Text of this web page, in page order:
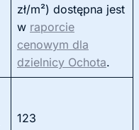
zł/m²) dostępna jest
w raporcie
cenowym dla
dzielnicy Ochota.
123